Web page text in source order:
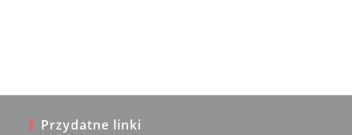
Przydatne linki